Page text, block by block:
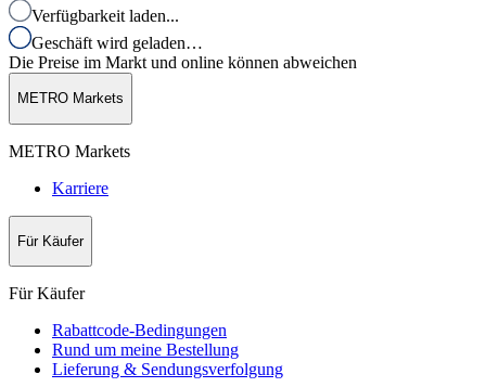
Verfügbarkeit laden...
Geschäft wird geladen…
Die Preise im Markt und online können abweichen
METRO Markets
METRO Markets
Karriere
Für Käufer
Für Käufer
Rabattcode-Bedingungen
Rund um meine Bestellung
Lieferung & Sendungsverfolgung